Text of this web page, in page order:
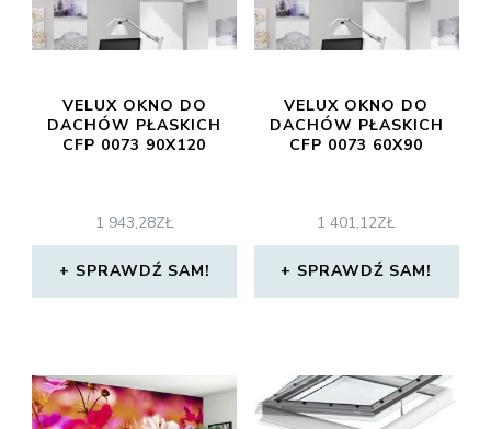
VELUX OKNO DO
DACHÓW PŁASKICH
CFP 0073 90X120
1 943,28ZŁ
SPRAWDŹ SAM!
VELUX OKNO DO
DACHÓW PŁASKICH
CFP 0073 60X90
1 401,12ZŁ
SPRAWDŹ SAM!